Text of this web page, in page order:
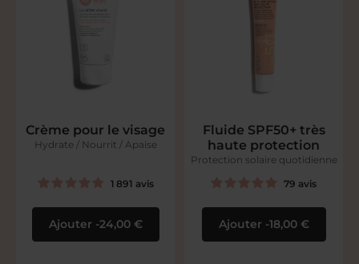
Crème pour le visage
Hydrate / Nourrit / Apaise
1 891 avis
Ajouter 24,00 €
Fluide SPF50+ très
haute protection
Protection solaire quotidienne
79 avis
Ajouter 18,00 €